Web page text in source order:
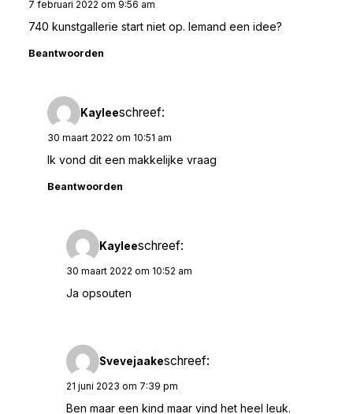
7 februari 2022 om 9:56 am
740 kunstgallerie start niet op. Iemand een idee?
Beantwoorden
Kayleeschreef:
30 maart 2022 om 10:51 am
Ik vond dit een makkelijke vraag
Beantwoorden
Kayleeschreef:
30 maart 2022 om 10:52 am
Ja opsouten
Svevejaakeschreef:
21 juni 2023 om 7:39 pm
Ben maar een kind maar vind het heel leuk.